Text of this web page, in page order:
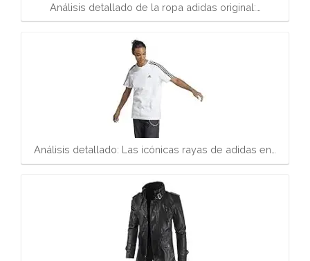
Análisis detallado de la ropa adidas original:…
Análisis detallado: Las icónicas rayas de adidas en…